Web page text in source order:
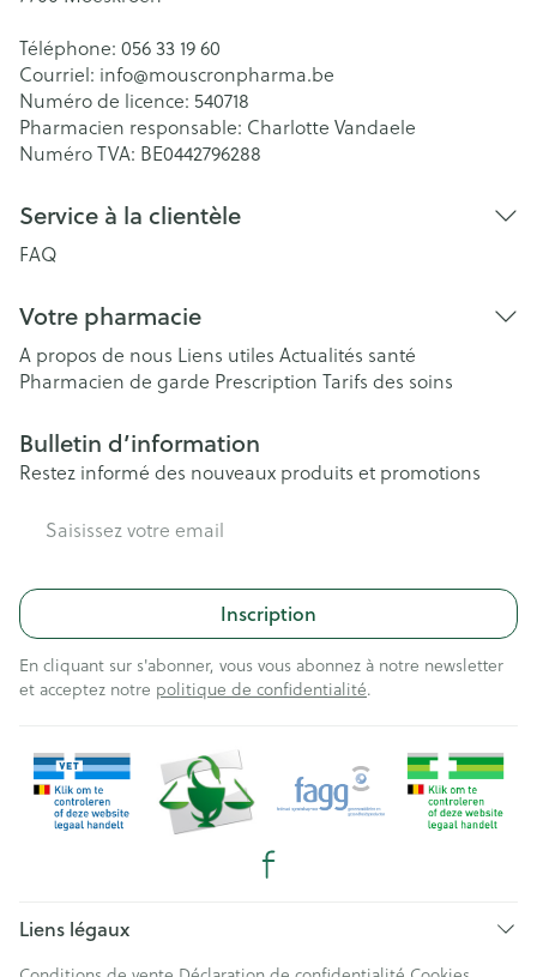
Téléphone: 056 33 19 60
Courriel: info@mouscronpharma.be
Numéro de licence: 540718
Pharmacien responsable: Charlotte Vandaele
Numéro TVA: BE0442796288
Service à la clientèle
FAQ
Votre pharmacie
A propos de nous Liens utiles Actualités santé
Pharmacien de garde Prescription Tarifs des soins
Bulletin d’information
Restez informé des nouveaux produits et promotions
Inscription
En cliquant sur s'abonner, vous vous abonnez à notre newsletter
et acceptez notre politique de confidentialité.
Liens légaux